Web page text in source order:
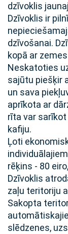
dzīvoklis
Dzīvoklis ir
dzīvošanai.
kopā ar
Neskatoties
sajūtu piešķir
un sava
aprīkota ar
rīta var
kafiju.
Ļoti
rēķins - 80
Dzīvoklis
zaļu teritoriju
Sakopta
slēdzenes,